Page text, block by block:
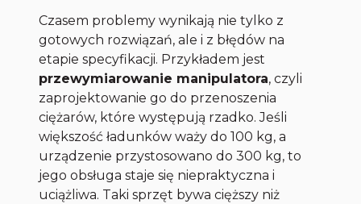
Czasem problemy wynikają nie tylko z
gotowych rozwiązań, ale i z błędów na
etapie specyfikacji. Przykładem jest
przewymiarowanie manipulatora, czyli
zaprojektowanie go do przenoszenia
ciężarów, które występują rzadko. Jeśli
większość ładunków waży do 100 kg, a
urządzenie przystosowano do 300 kg, to
jego obsługa staje się niepraktyczna i
uciążliwa. Taki sprzęt bywa cięższy niż